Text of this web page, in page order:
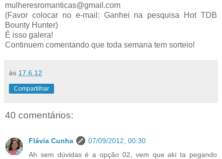
mulheresromanticas@gmail.com
(Favor colocar no e-mail: Ganhei na pesquisa Hot TDB
Bounty Hunter)
É isso galera!
Continuem comentando que toda semana tem sorteio!
às 17.6.12
Compartilhar
40 comentários:
Flávia Cunha
07/09/2012, 00:30
Ah sem dúvidas é a opção 02, vem que aki ta pegando